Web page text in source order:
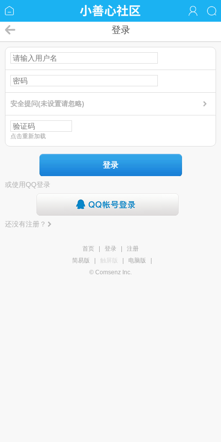
登录
安全提问(未设置请忽略)
点击重新加载
登录
或使用QQ登录
还没有注册？
首页 登录
注册
简易版
触屏版 电脑版
© Comsenz Inc.